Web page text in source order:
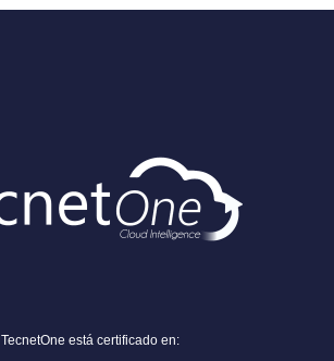
TecnetOne está certificado en: